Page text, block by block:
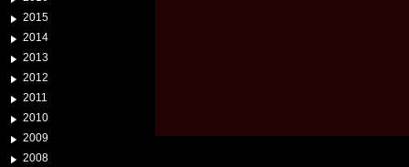
2015
2014
2013
2012
2011
2010
2009
2008